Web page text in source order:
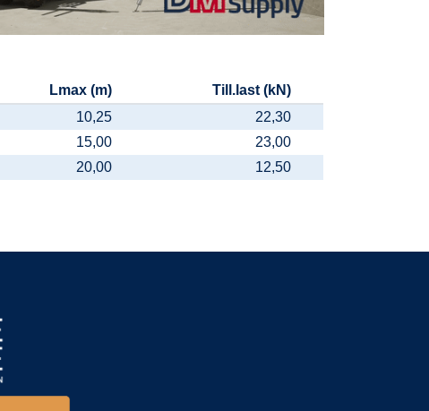
Lmax (m)
Till.last (kN)
10,25
22,30
15,00
23,00
20,00 12,50